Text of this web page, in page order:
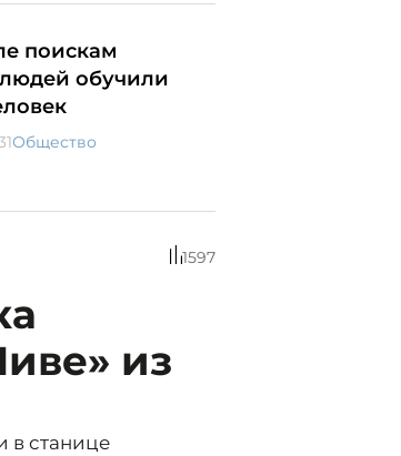
поискам
обучили
Общество
1597
из
в станице